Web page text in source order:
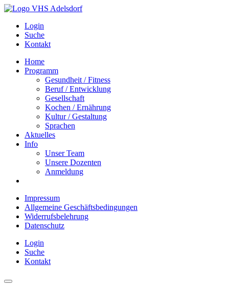
Login
Suche
Kontakt
Home
Programm
Gesundheit / Fitness
Beruf / Entwicklung
Gesellschaft
Kochen / Ernährung
Kultur / Gestaltung
Sprachen
Aktuelles
Info
Unser Team
Unsere Dozenten
Anmeldung
Impressum
Allgemeine Geschäftsbedingungen
Widerrufsbelehrung
Datenschutz
Login
Suche
Kontakt